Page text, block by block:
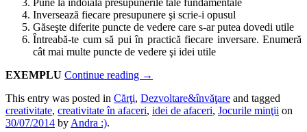
Pune la îndoială presupunerile tale fundamentale
Inversează fiecare presupunere şi scrie-i opusul
Găseşte diferite puncte de vedere care s-ar putea dovedi utile
Întreabă-te cum să pui în practică fiecare inversare. Enumeră
cât mai multe puncte de vedere şi idei utile
EXEMPLU Continue reading →
This entry was posted in Cărţi, Dezvoltare&învăţare and tagged
creativitate, creativitate în afaceri, idei de afaceri, Jocurile minţii on
30/07/2014 by Andra :).